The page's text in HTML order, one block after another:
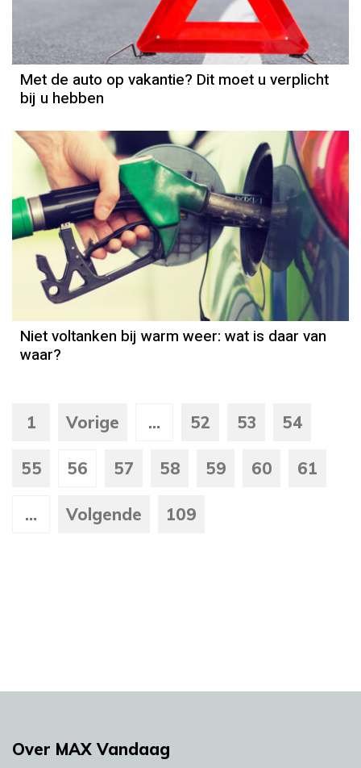
Met de auto op vakantie? Dit moet u verplicht
bij u hebben
Niet voltanken bij warm weer: wat is daar van
waar?
1 Vorige ... 52 53 54
55 56 57 58 59 60 61
... Volgende 109
Over MAX Vandaag